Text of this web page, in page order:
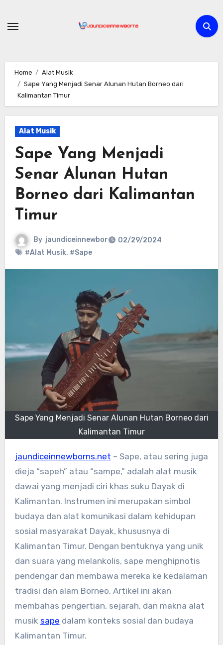
Home
Alat Musik
Sape Yang Menjadi Senar Alunan Hutan Borneo dari
Kalimantan Timur
Alat Musik
Sape Yang Menjadi
Senar Alunan Hutan
Borneo dari Kalimantan
Timur
By jaundiceinnewbor
02/29/2024
#Alat Musik, #Sape
Sape Yang Menjadi Senar Alunan Hutan Borneo dari
Kalimantan Timur
jaundiceinnewborns.net – Sape, atau sering juga
dieja “sapeh” atau “sampe,” adalah alat musik
dawai yang menjadi ciri khas suku Dayak di
Kalimantan. Instrumen ini merupakan simbol
budaya dan alat komunikasi dalam kehidupan
sosial masyarakat Dayak, khususnya di
Kalimantan Timur. Dengan bentuknya yang unik
dan suara yang melankolis, sape menghipnotis
pendengar dan membawa mereka ke kedalaman
tradisi dan alam Borneo. Artikel ini akan
membahas pengertian, sejarah, dan makna alat
musik sape dalam konteks sosial dan budaya
Kalimantan Timur.